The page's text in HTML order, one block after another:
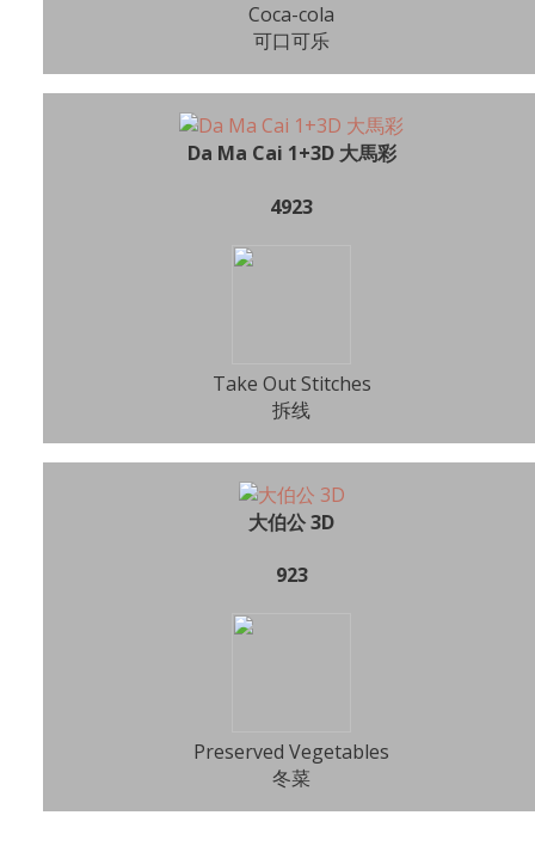
Coca-cola
可口可乐
Da Ma Cai 1+3D 大馬彩
4923
Take Out Stitches
拆线
大伯公 3D
923
Preserved Vegetables
冬菜